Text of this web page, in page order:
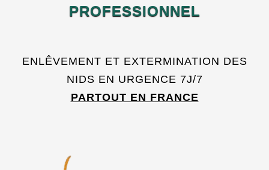
PROFESSIONNEL
ENLÊVEMENT ET EXTERMINATION DES
NIDS EN URGENCE 7J/7
PARTOUT EN FRANCE